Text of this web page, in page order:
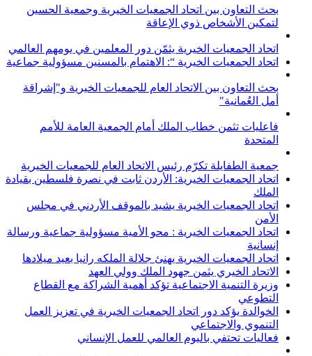
بحث التعاون بين اتحاد الجمعيات الخيرية وجمعية الحسين
لتمكين الأشخاص ذوي الإعاقة
اتحاد الجمعيات الخيرية يثمّن دور المعلمين في يومهم العالمي
اتحاد الجمعيات الخيرية “: الاهتمام بالمسنين مسؤولية جماعية
بحث التعاون بين الاتحاد العام للجمعيات الخيرية و"إشراقة
أمل العُمانية"
فاعليات تثمن خطاب الملك أمام الجمعية العامة للأمم
المتحدة
جمعية الطفايلة تكرّم رئيس الاتحاد العام للجمعيات الخيرية
اتحاد الجمعيات الخيرية: الأردن ثابت في نصرة فلسطين بقيادة
الملك
اتحاد الجمعيات الخيرية يشيد بالموقف الأردني في مجلس
الأمن
اتحاد الجمعيات الخيرية : محو الأمية مسؤولية جماعية ورسالة
إنسانية
اتحاد الجمعيات الخيرية يهنئ جلالة الملكه رانيا بعيد ميلادها
الاتحاد الخيري يثمن جهود الملك وولي العهد
وزيرة التنمية الاجتماعية تؤكد أهمية الشراكة مع القطاع
التطوعي
الخوالدة يؤكد دور اتحاد الجمعيات الخيرية في تعزيز العمل
التنموي والاجتماعي
فعاليات تحتفي باليوم العالمي للعمل الإنساني